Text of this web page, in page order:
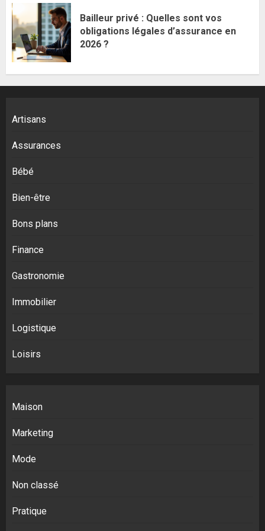
Bailleur privé : Quelles sont vos
obligations légales d’assurance en
2026 ?
Artisans
Assurances
Bébé
Bien-être
Bons plans
Finance
Gastronomie
Immobilier
Logistique
Loisirs
Maison
Marketing
Mode
Non classé
Pratique